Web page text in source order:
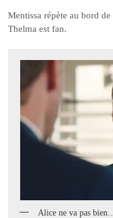
Mentissa répète au bord
Thelma est fan.
Alice ne va pas